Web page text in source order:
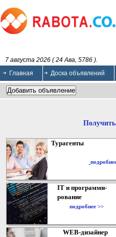
7 августа 2026 ( 24 Ава, 5786 ).
Главная
Доска объявлений
Турагенты
IT и программи-
рование
подробнее >>
WEB-дизайнер